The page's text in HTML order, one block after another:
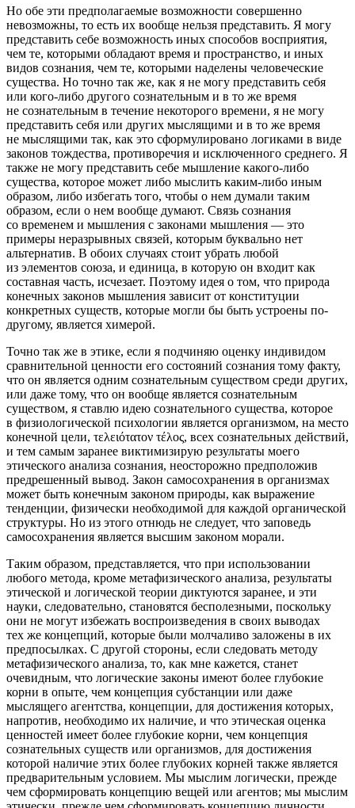
Но обе эти предполагаемые возможности совершенно
невозможны, то есть их вообще нельзя представить. Я могу
представить себе возможность иных способов восприятия,
чем те, которыми обладают время и пространство, и иных
видов сознания, чем те, которыми наделены человеческие
существа. Но точно так же, как я не могу представить себя
или кого-либо другого сознательным и в то же время
не сознательным в течение некоторого времени, я не могу
представить себя или других мыслящими и в то же время
не мыслящими так, как это сформулировано логиками в виде
законов тождества, противоречия и исключенного среднего. Я
также не могу представить себе мышление какого-либо
существа, которое может либо мыслить каким-либо иным
образом, либо избегать того, чтобы о нем думали таким
образом, если о нем вообще думают. Связь сознания
со временем и мышления с законами мышления — это
примеры неразрывных связей, которым буквально нет
альтернатив. В обоих случаях стоит убрать любой
из элементов союза, и единица, в которую он входит как
составная часть, исчезает. Поэтому идея о том, что природа
конечных законов мышления зависит от конституции
конкретных существ, которые могли бы быть устроены по-
другому, является химерой.
Точно так же в этике, если я подчиняю оценку индивидом
сравнительной ценности его состояний сознания тому факту,
что он является одним сознательным существом среди других,
или даже тому, что он вообще является сознательным
существом, я ставлю идею сознательного существа, которое
в физиологической психологии является организмом, на место
конечной цели, τελειότατον τέλος, всех сознательных действий,
и тем самым заранее виктимизирую результаты моего
этического анализа сознания, неосторожно предположив
предрешенный вывод. Закон самосохранения в организмах
может быть конечным законом природы, как выражение
тенденции, физически необходимой для каждой органической
структуры. Но из этого отнюдь не следует, что заповедь
самосохранения является высшим законом морали.
Таким образом, представляется, что при использовании
любого метода, кроме метафизического анализа, результаты
этической и логической теории диктуются заранее, и эти
науки, следовательно, становятся бесполезными, поскольку
они не могут избежать воспроизведения в своих выводах
тех же концепций, которые были молчаливо заложены в их
предпосылках. С другой стороны, если следовать методу
метафизического анализа, то, как мне кажется, станет
очевидным, что логические законы имеют более глубокие
корни в опыте, чем концепция субстанции или даже
мыслящего агентства, концепции, для достижения которых,
напротив, необходимо их наличие, и что этическая оценка
ценностей имеет более глубокие корни, чем концепция
сознательных существ или организмов, для достижения
которой наличие этих более глубоких корней также является
предварительным условием. Мы мыслим логически, прежде
чем сформировать концепцию вещей или агентов; мы мыслим